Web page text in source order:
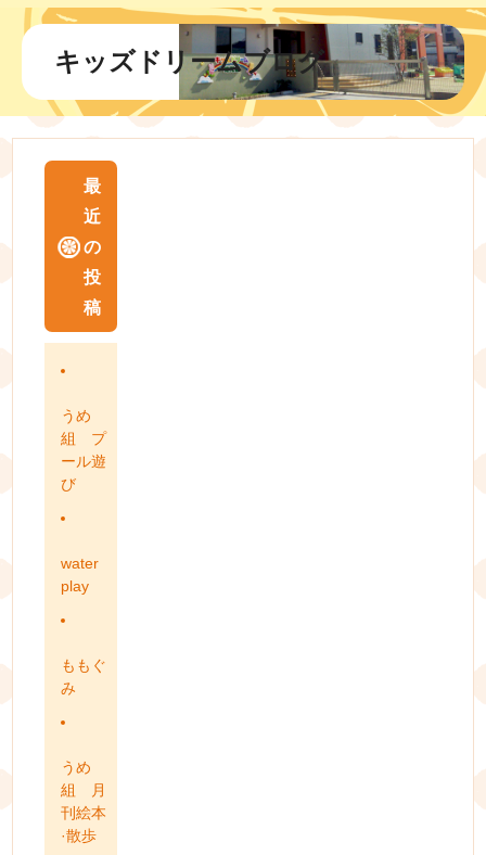
キッズドリームブログ
最
近
の
投
稿
うめ
組 プ
ール遊
び
water
play
ももぐ
み
うめ
組 月
刊絵本
·散歩